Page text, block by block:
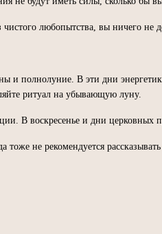
любопытства, вы ничего не
и полнолуние. В эти дни
ритуал на убывающую луну.
В воскресенье и дни церковных
не рекомендуется